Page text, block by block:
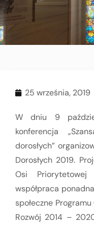
25 września, 2019
W dniu 9
konferencja
dorosłych”
Dorosłych 2019.
Osi
współpraca
społeczne
Rozwój 2014 –